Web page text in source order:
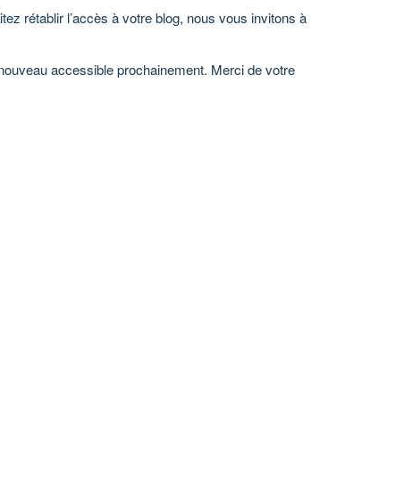
rétablir l’accès à votre blog, nous vous invitons à
accessible prochainement. Merci de votre